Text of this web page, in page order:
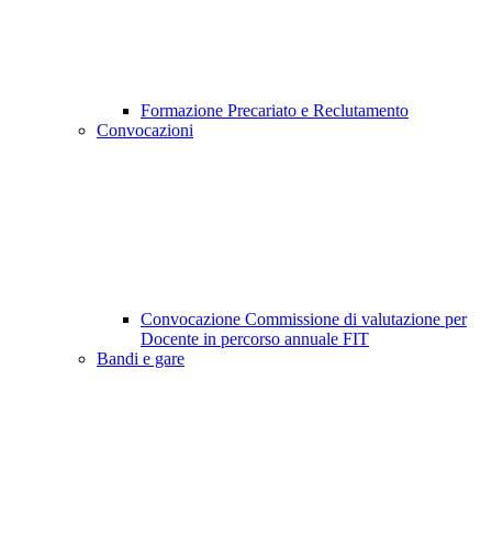
Formazione Precariato e Reclutamento
Convocazioni
Convocazione Commissione di valutazione per
Docente in percorso annuale FIT
Bandi e gare